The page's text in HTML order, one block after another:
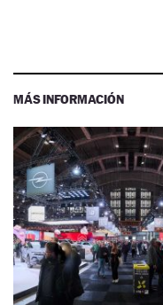
MÁS INFORMACIÓN